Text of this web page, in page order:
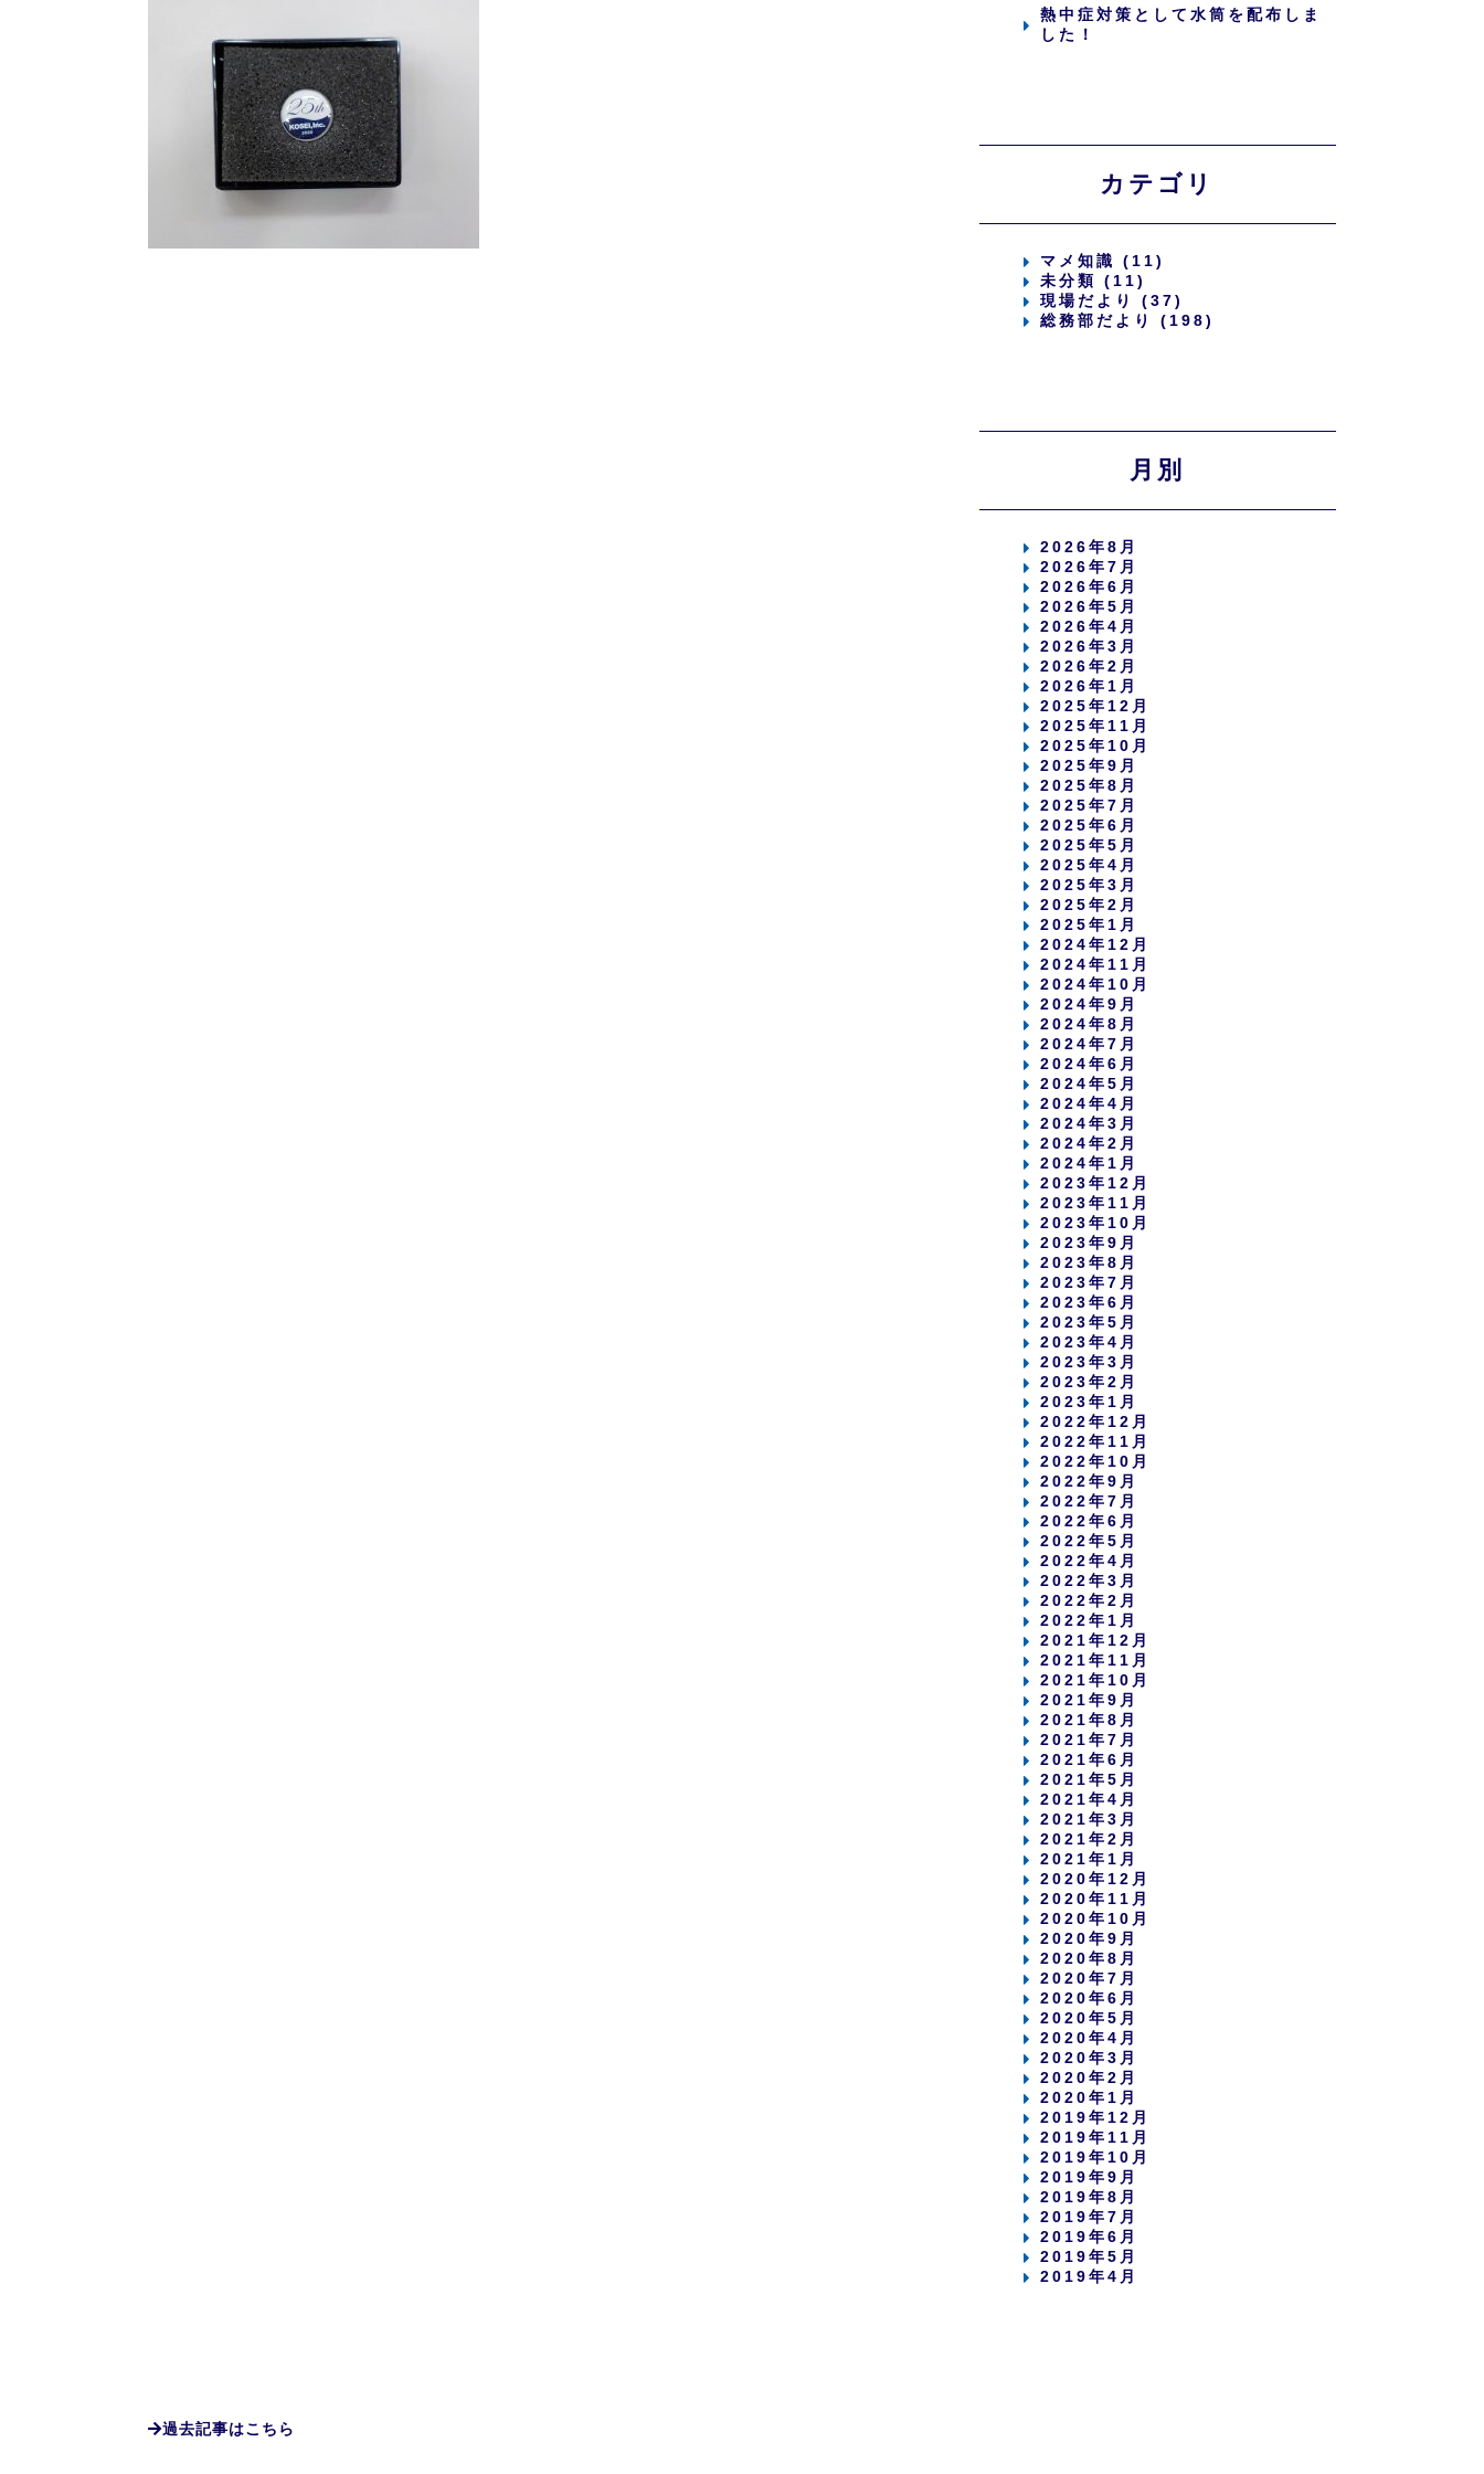
熱中症対策として水筒を配布しま
した！
カテゴリ
マメ知識 (11)
未分類 (11)
現場だより (37)
総務部だより (198)
月別
2026年8月
2026年7月
2026年6月
2026年5月
2026年4月
2026年3月
2026年2月
2026年1月
2025年12月
2025年11月
2025年10月
2025年9月
2025年8月
2025年7月
2025年6月
2025年5月
2025年4月
2025年3月
2025年2月
2025年1月
2024年12月
2024年11月
2024年10月
2024年9月
2024年8月
2024年7月
2024年6月
2024年5月
2024年4月
2024年3月
2024年2月
2024年1月
2023年12月
2023年11月
2023年10月
2023年9月
2023年8月
2023年7月
2023年6月
2023年5月
2023年4月
2023年3月
2023年2月
2023年1月
2022年12月
2022年11月
2022年10月
2022年9月
2022年7月
2022年6月
2022年5月
2022年4月
2022年3月
2022年2月
2022年1月
2021年12月
2021年11月
2021年10月
2021年9月
2021年8月
2021年7月
2021年6月
2021年5月
2021年4月
2021年3月
2021年2月
2021年1月
2020年12月
2020年11月
2020年10月
2020年9月
2020年8月
2020年7月
2020年6月
2020年5月
2020年4月
2020年3月
2020年2月
2020年1月
2019年12月
2019年11月
2019年10月
2019年9月
2019年8月
2019年7月
2019年6月
2019年5月
2019年4月
過去記事はこちら